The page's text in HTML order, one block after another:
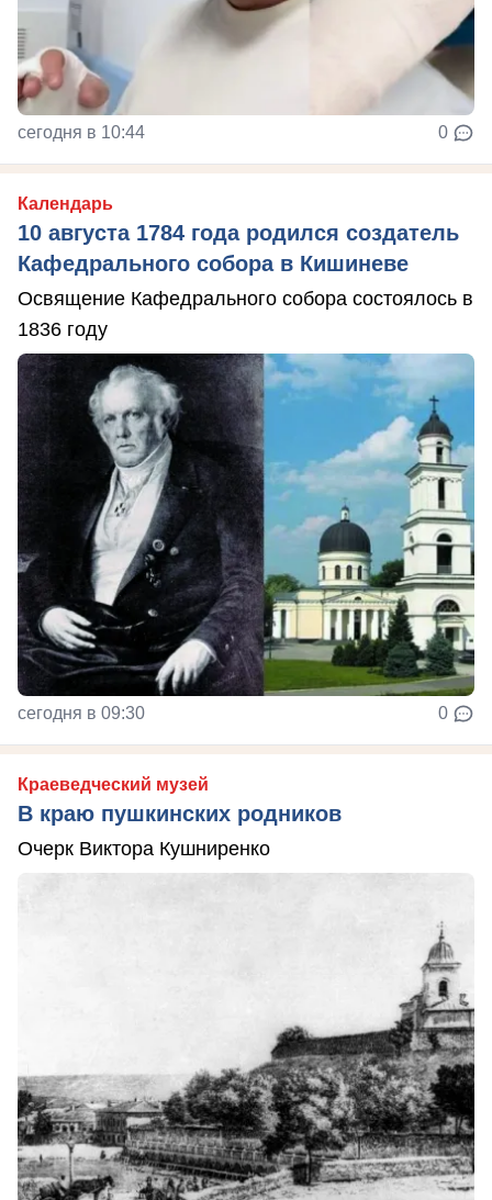
сегодня в 10:44 0
Календарь
10 августа 1784 года родился создатель
Кафедрального собора в Кишиневе
Освящение Кафедрального собора состоялось в
1836 году
сегодня в 09:30 0
Краеведческий музей
В краю пушкинских родников
Очерк Виктора Кушниренко